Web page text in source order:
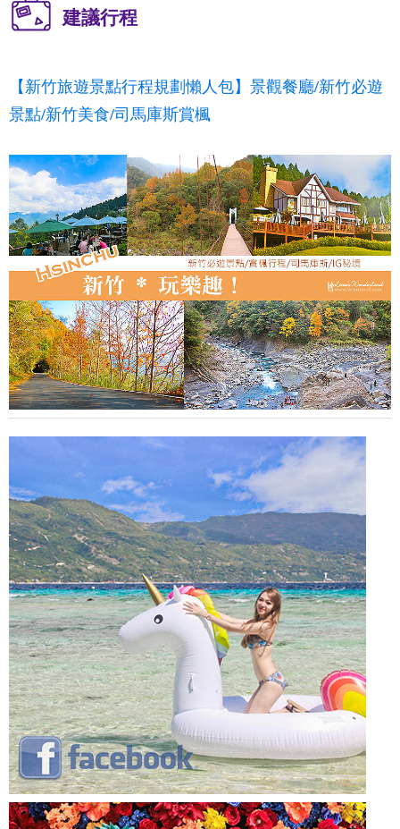
建議行程
【新竹旅遊景點行程規劃懶人包】景觀餐廳/新竹必遊
景點/新竹美食/司馬庫斯賞楓